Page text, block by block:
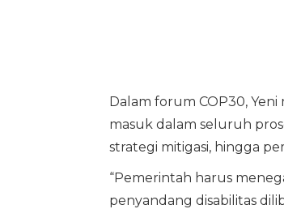
Dalam forum COP30,
masuk dalam seluruh
strategi mitigasi, hingga
“Pemerintah harus
penyandang disabilitas